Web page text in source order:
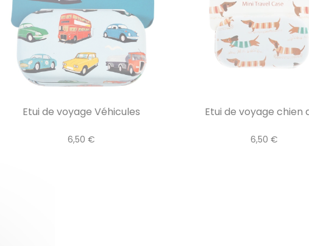
Etui de voyage Véhicules
6,50 €
Etui de voyage chien
6,50 €